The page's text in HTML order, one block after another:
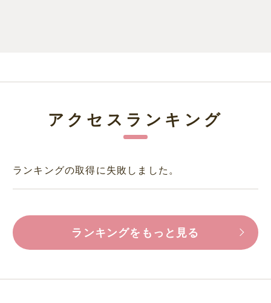
アクセスランキング
ランキングの取得に失敗しました。
ランキングをもっと見る